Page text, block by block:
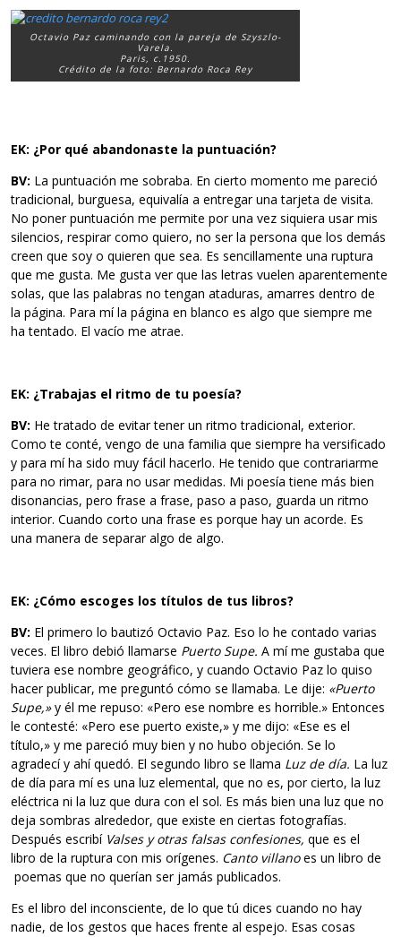
Octavio Paz caminando con la pareja de Szyszlo-
Varela.
Paris, c.1950.
Crédito de la foto: Bernardo Roca Rey
EK: ¿Por qué abandonaste la puntuación?
BV: La puntuación me sobraba. En cierto momento me pareció
tradicional, burguesa, equivalía a entregar una tarjeta de visita.
No poner puntuación me permite por una vez siquiera usar mis
silencios, respirar como quiero, no ser la persona que los demás
creen que soy o quieren que sea. Es sencillamente una ruptura
que me gusta. Me gusta ver que las letras vuelen aparentemente
solas, que las palabras no tengan ataduras, amarres dentro de
la página. Para mí la página en blanco es algo que siempre me
ha tentado. El vacío me atrae.
EK: ¿Trabajas el ritmo de tu poesía?
BV: He tratado de evitar tener un ritmo tradicional, exterior.
Como te conté, vengo de una familia que siempre ha versificado
y para mí ha sido muy fácil hacerlo. He tenido que contrariarme
para no rimar, para no usar medidas. Mi poesía tiene más bien
disonancias, pero frase a frase, paso a paso, guarda un ritmo
interior. Cuando corto una frase es porque hay un acorde. Es
una manera de separar algo de algo.
EK: ¿Cómo escoges los títulos de tus libros?
BV: El primero lo bautizó Octavio Paz. Eso lo he contado varias
veces. El libro debió llamarse Puerto Supe. A mí me gustaba que
tuviera ese nombre geográfico, y cuando Octavio Paz lo quiso
hacer publicar, me preguntó cómo se llamaba. Le dije: «Puerto
Supe,»y él me repuso: «Pero ese nombre es horrible.» Entonces
le contesté: «Pero ese puerto existe,» y me dijo: «Ese es el
título,» y me pareció muy bien y no hubo objeción. Se lo
agradecí y ahí quedó. El segundo libro se llama Luz de día. La luz
de día para mí es una luz elemental, que no es, por cierto, la luz
eléctrica ni la luz que dura con el sol. Es más bien una luz que no
deja sombras alrededor, que existe en ciertas fotografías.
Después escribí Valses y otras falsas confesiones, que es el
libro de la ruptura con mis orígenes. Canto villanoes un libro de
poemas que no querían ser jamás publicados.
Es el libro del inconsciente, de lo que tú dices cuando no hay
nadie, de los gestos que haces frente al espejo. Esas cosas